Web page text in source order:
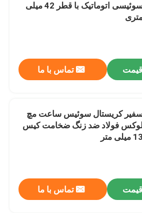
سوئیسی اتوماتیک با قطر 42 میلی
قیمت تماس با ما
کریستال سوئیس ساعت مچ
فولاد ضد زنگ ضخامت کیس
13 میلی متر
قیمت تماس با ما